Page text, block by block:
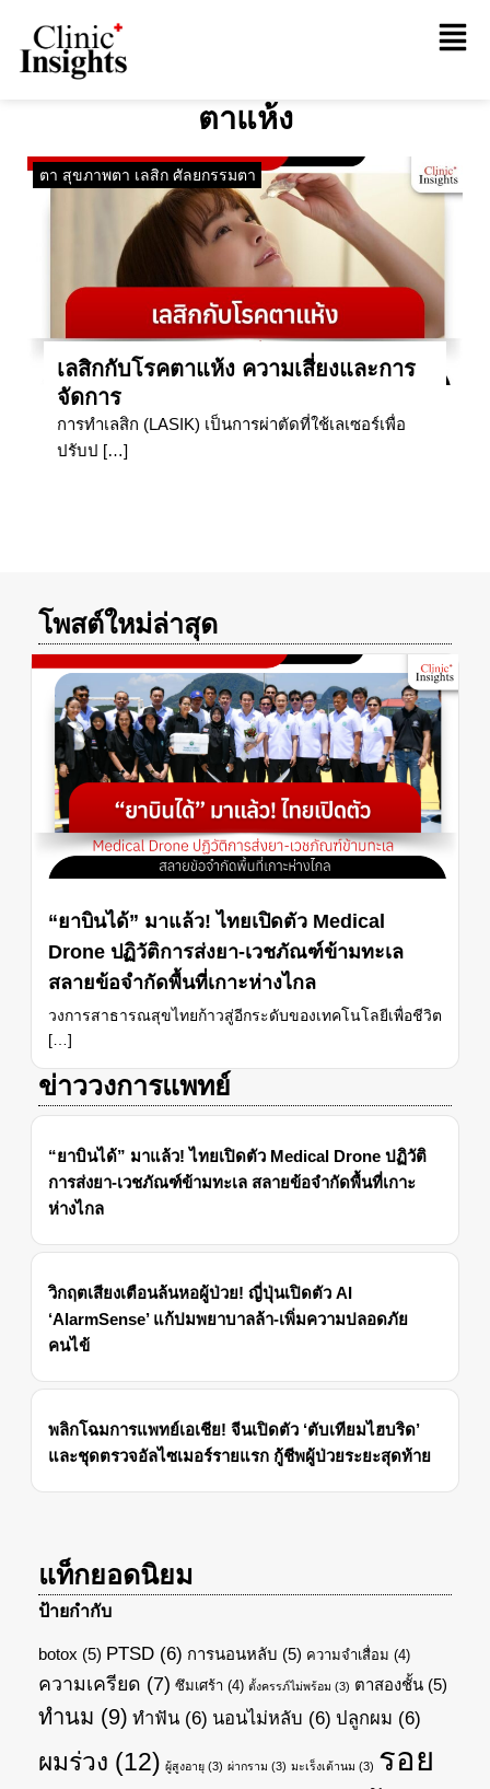
ตาแห้ง
ตา สุขภาพตา เลสิก ศัลยกรรมตา
เลสิกกับโรคตาแห้ง ความเสี่ยงและการ
จัดการ
การทำเลสิก (LASIK) เป็นการผ่าตัดที่ใช้เลเซอร์เพื่อ
ปรับป […]
โพสต์ใหม่ล่าสุด
“ยาบินได้” มาแล้ว! ไทยเปิดตัว Medical
Drone ปฏิวัติการส่งยา-เวชภัณฑ์ข้ามทะเล
สลายข้อจำกัดพื้นที่เกาะห่างไกล
วงการสาธารณสุขไทยก้าวสู่อีกระดับของเทคโนโลยีเพื่อชีวิต
[…]
ข่าววงการแพทย์
“ยาบินได้” มาแล้ว! ไทยเปิดตัว Medical Drone ปฏิวัติ
การส่งยา-เวชภัณฑ์ข้ามทะเล สลายข้อจำกัดพื้นที่เกาะ
ห่างไกล
วิกฤตเสียงเตือนล้นหอผู้ป่วย! ญี่ปุ่นเปิดตัว AI
‘AlarmSense’ แก้ปมพยาบาลล้า-เพิ่มความปลอดภัย
คนไข้
พลิกโฉมการแพทย์เอเชีย! จีนเปิดตัว ‘ตับเทียมไฮบริด’
และชุดตรวจอัลไซเมอร์รายแรก กู้ชีพผู้ป่วยระยะสุดท้าย
แท็กยอดนิยม
ป้ายกำกับ
botox (5) PTSD (6) การนอนหลับ (5) ความจำเสื่อม (4)
ความเครียด (7) ซึมเศร้า (4) ตั้งครรภ์ไม่พร้อม (3) ตาสองชั้น (5)
ทำนม (9) ทำฟัน (6) นอนไม่หลับ (6) ปลูกผม (6)
ผมร่วง (12) ผู้สูงอายุ (3) ผ่ากราม (3) มะเร็งเต้านม (3) รอย